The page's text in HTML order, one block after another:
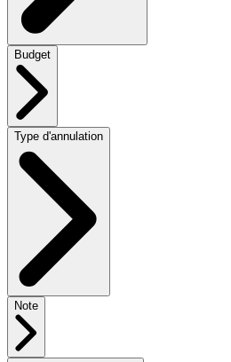
Budget
Type d'annulation
Note